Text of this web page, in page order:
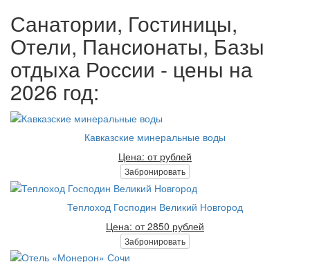
Санатории, Гостиницы,
Отели, Пансионаты, Базы
отдыха России - цены на
2026 год:
Кавказские минеральные воды
Цена: от рублей
Забронировать
Теплоход Господин Великий Новгород
Цена: от 2850 рублей
Забронировать